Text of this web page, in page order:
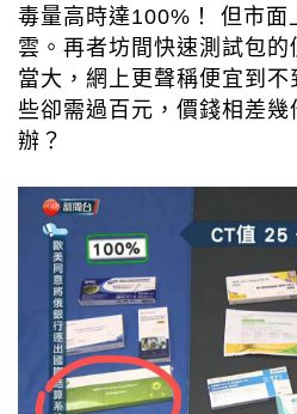
毒量高時達100% ！
但市面
雲。再者坊間快速測試包
當大，網上更聲稱便宜到
些卻需過百元，價錢相差
辦？